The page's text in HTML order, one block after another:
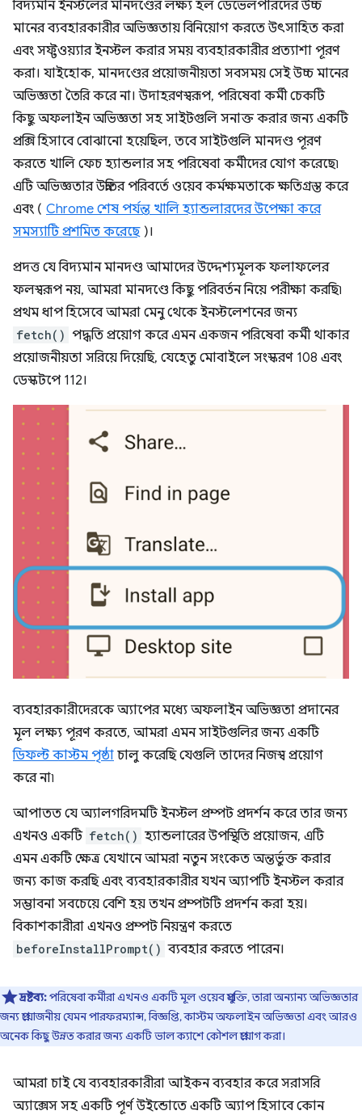
বিদ্যমান ইনস্টলের মানদণ্ডের লক্ষ্য হল ডেভেলপারদের উচ্চ
মানের ব্যবহারকারীর অভিজ্ঞতায় বিনিয়োগ করতে উৎসাহিত করা
এবং সফ্টওয়্যার ইনস্টল করার সময় ব্যবহারকারীর প্রত্যাশা পূরণ
করা। যাইহোক, মানদণ্ডের প্রয়োজনীয়তা সবসময় সেই উচ্চ মানের
অভিজ্ঞতা তৈরি করে না। উদাহরণস্বরূপ, পরিষেবা কর্মী চেকটি
কিছু অফলাইন অভিজ্ঞতা সহ সাইটগুলি সনাক্ত করার জন্য একটি
প্রক্সি হিসাবে বোঝানো হয়েছিল, তবে সাইটগুলি মানদণ্ড পূরণ
করতে খালি ফেচ হ্যান্ডলার সহ পরিষেবা কর্মীদের যোগ করেছে৷
এটি অভিজ্ঞতার উন্নতির পরিবর্তে ওয়েব কর্মক্ষমতাকে ক্ষতিগ্রস্ত করে
এবং ( Chrome শেষ পর্যন্ত খালি হ্যান্ডলারদের উপেক্ষা করে
সমস্যাটি প্রশমিত করেছে)।
প্রদত্ত যে বিদ্যমান মানদণ্ড আমাদের উদ্দেশ্যমূলক ফলাফলের
ফলস্বরূপ নয়, আমরা মানদণ্ডে কিছু পরিবর্তন নিয়ে পরীক্ষা করছি৷
প্রথম ধাপ হিসেবে আমরা মেনু থেকে ইনস্টলেশনের জন্য
fetch() পদ্ধতি প্রয়োগ করে এমন একজন পরিষেবা কর্মী থাকার
প্রয়োজনীয়তা সরিয়ে দিয়েছি, যেহেতু মোবাইলে সংস্করণ 108 এবং
ডেস্কটপে 112।
ব্যবহারকারীদেরকে অ্যাপের মধ্যে অফলাইন অভিজ্ঞতা প্রদানের
মূল লক্ষ্য পূরণ করতে, আমরা এমন সাইটগুলির জন্য একটি
ডিফল্ট কাস্টম পৃষ্ঠা চালু করেছি যেগুলি তাদের নিজস্ব প্রয়োগ
করে না৷
আপাতত যে অ্যালগরিদমটি ইনস্টল প্রম্পট প্রদর্শন করে তার জন্য
এখনও একটি fetch() হ্যান্ডলারের উপস্থিতি প্রয়োজন, এটি
এমন একটি ক্ষেত্র যেখানে আমরা নতুন সংকেত অন্তর্ভুক্ত করার
জন্য কাজ করছি এবং ব্যবহারকারীর যখন অ্যাপটি ইনস্টল করার
সম্ভাবনা সবচেয়ে বেশি হয় তখন প্রম্পটটি প্রদর্শন করা হয়।
বিকাশকারীরা এখনও প্রম্পট নিয়ন্ত্রণ করতে
beforeInstallPrompt() ব্যবহার করতে পারেন।
দ্রষ্টব্য:পরিষেবা কর্মীরা এখনও একটি মূল ওয়েব প্রযুক্তি, তারা অন্যান্য অভিজ্ঞতার
জন্য প্রয়োজনীয় যেমন পারফরম্যান্স, বিজ্ঞপ্তি, কাস্টম অফলাইন অভিজ্ঞতা এবং আরও
অনেক কিছু উন্নত করার জন্য একটি ভাল ক্যাশে কৌশল প্রয়োগ করা।
আমরা চাই যে ব্যবহারকারীরা আইকন ব্যবহার করে সরাসরি
অ্যাক্সেস সহ একটি পূর্ণ উইন্ডোতে একটি অ্যাপ হিসাবে কোন